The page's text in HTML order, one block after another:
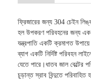
ফ্রিজারের জন্য 304 চেইন লিঙ্ক
হল উপকরণ পরিবহনের জন্য এক
যন্ত্রপাতি একটি ক্রমাগত
ব্যাগ একটি নির্দিষ্ট পরিবহন
যেতে পারে।ধাতব জাল বেল্টের
চূড়ান্ত স্রাব বিন্দুতে